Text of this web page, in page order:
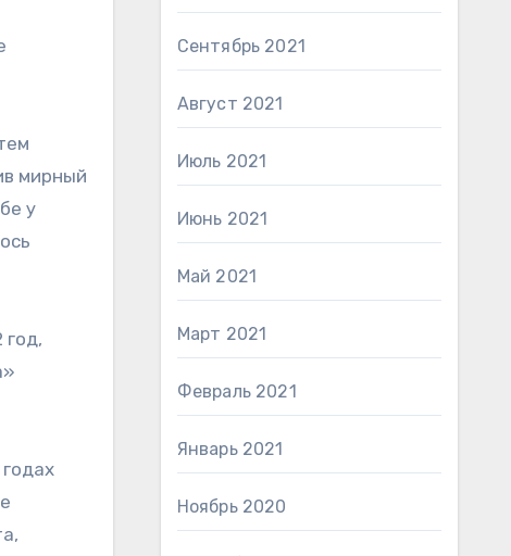
мирный
у
год,
Сентябрь 2021
Август 2021
Июль 2021
Июнь 2021
Май 2021
Март 2021
Февраль 2021
Январь 2021
Ноябрь 2020